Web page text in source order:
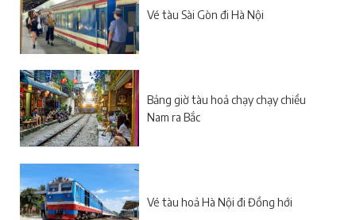
Vé tàu Sài Gòn đi Hà Nội
Bảng giờ tàu hoả chạy chạy chiều
Nam ra Bắc
Vé tàu hoả Hà Nội đi Đồng hới